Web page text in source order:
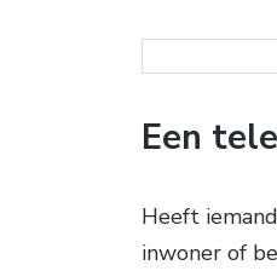
Een
Heeft
inwoner of